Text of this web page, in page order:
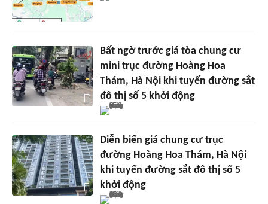
Bất ngờ trước giá tòa chung cư
mini trục đường Hoàng Hoa
Thám, Hà Nội khi tuyến đường sắt
đô thị số 5 khởi động
Diễn biến giá chung cư trục
đường Hoàng Hoa Thám, Hà Nội
khi tuyến đường sắt đô thị số 5
khởi động